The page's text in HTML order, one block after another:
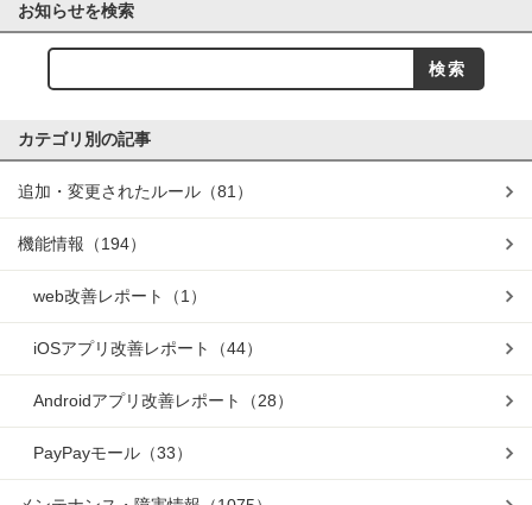
お知らせを検索
カテゴリ別の記事
追加・変更されたルール （81）
機能情報 （194）
web改善レポート （1）
iOSアプリ改善レポート （44）
Androidアプリ改善レポート （28）
PayPayモール （33）